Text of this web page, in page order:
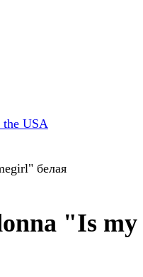
the USA
белая
"Is